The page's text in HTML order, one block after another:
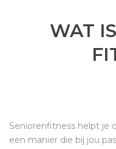
WAT
Seniorenfitness helpt je
een manier die bij jou